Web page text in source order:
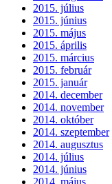
2015. július
2015. június
2015. május
2015. április
2015. március
2015. február
2015. január
2014. december
2014. november
2014. október
2014. szeptember
2014. augusztus
2014. július
2014. június
2014. május